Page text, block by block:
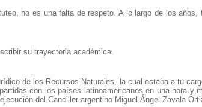
no es una falta de respeto. A lo largo de los
su trayectoria académica.
de los Recursos Naturales, la cual estaba a tu
con los países latinoamericanos en una hora y
del Canciller argentino Miguel Ángel Zavala